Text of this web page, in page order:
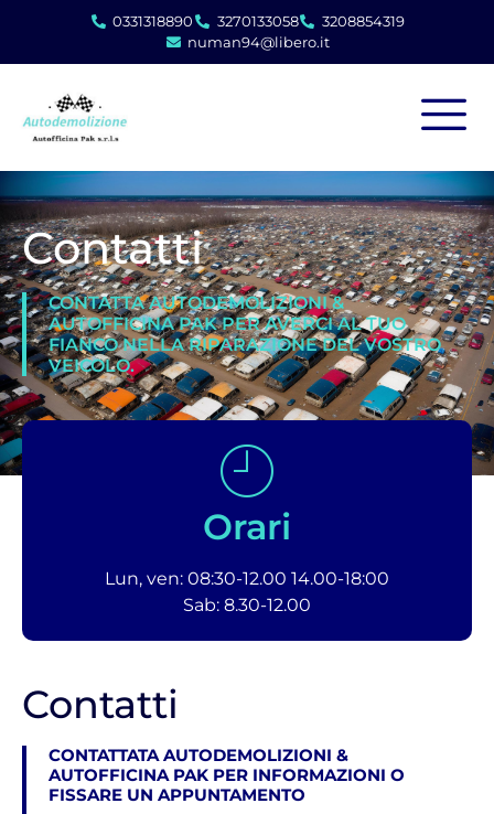
0331318890 3270133058
3208854319
numan94@libero.it
Contatti
CONTATTA AUTODEMOLIZIONI &
AUTOFFICINA PAK PER AVERCI AL TUO
FIANCO NELLA RIPARAZIONE DEL VOSTRO
VEICOLO.
Orari
Lun, ven: 08:30-12.00 14.00-18:00
Sab: 8.30-12.00
Contatti
CONTATTATA AUTODEMOLIZIONI &
AUTOFFICINA PAK PER INFORMAZIONI O
FISSARE UN APPUNTAMENTO